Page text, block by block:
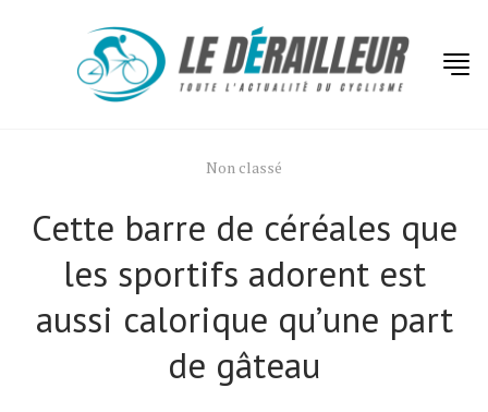
Non classé
Cette barre de céréales que
les sportifs adorent est
aussi calorique quʼune part
de gâteau